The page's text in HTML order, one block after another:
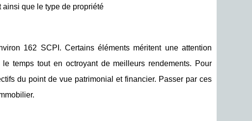
que le type de propriété
162 SCPI. Certains éléments méritent une attention
temps tout en octroyant de meilleurs rendements. Pour
du point de vue patrimonial et financier. Passer par ces